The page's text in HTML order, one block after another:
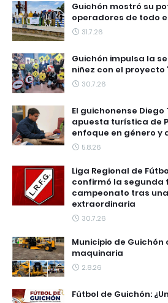
Guichón mostró su
operadores de todo
31.7.26
Guichón impulsa la
niñez con el proyecto
30.7.26
El guichonense
apuesta turística de
enfoque en género y
5.8.26
Liga Regional de
confirmó la segunda
campeonato tras
extraordinaria
30.7.26
Municipio de
maquinaria
2.8.26
Fútbol de Guichón: